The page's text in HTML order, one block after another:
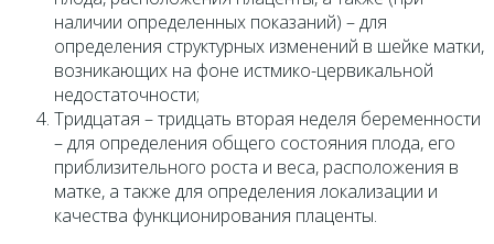
наличии определенных показаний) – для
определения структурных изменений в шейке матки,
возникающих на фоне истмико-цервикальной
недостаточности;
Тридцатая – тридцать вторая неделя беременности
– для определения общего состояния плода, его
приблизительного роста и веса, расположения в
матке, а также для определения локализации и
качества функционирования плаценты.